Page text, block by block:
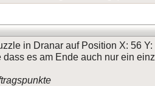
in Dranar auf Position X: 56
dass es am Ende auch nur ein